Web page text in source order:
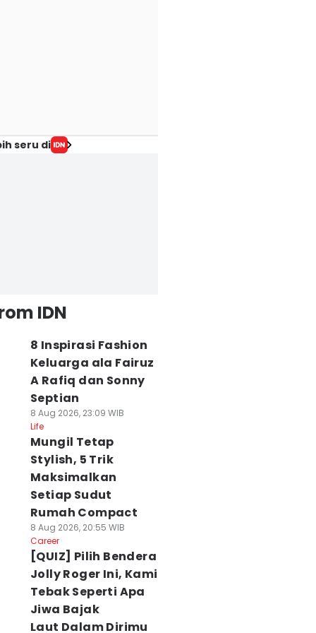
seru di
IDN
8 Inspirasi Fashion
Keluarga ala Fairuz
A Rafiq dan Sonny
Septian
8 Aug 2026, 23:09 WIB
Life
Mungil Tetap
Stylish, 5 Trik
Maksimalkan
Setiap Sudut
Rumah Compact
8 Aug 2026, 20:55 WIB
Career
[QUIZ] Pilih Bendera
Jolly Roger Ini, Kami
Tebak Seperti Apa
Jiwa Bajak
Laut Dalam Dirimu